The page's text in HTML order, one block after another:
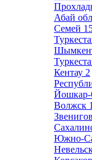
Абай
Семей
Кентау 2
Волжск 1
Южно-